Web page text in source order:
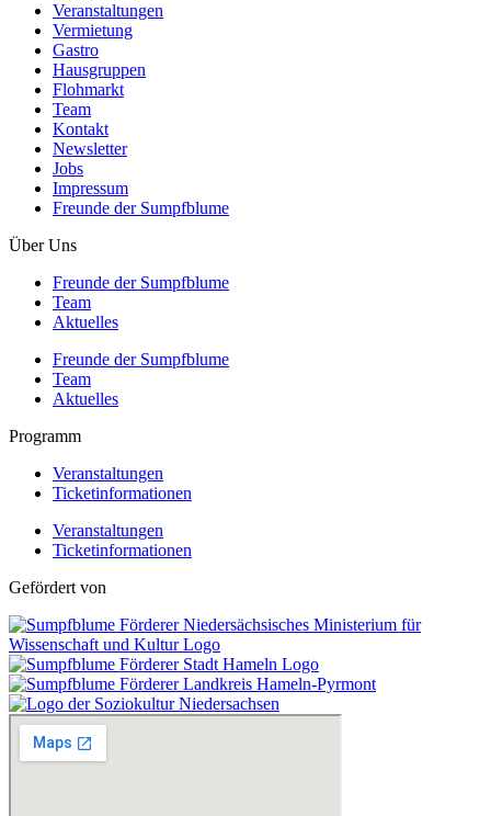
Veranstaltungen
Vermietung
Gastro
Hausgruppen
Flohmarkt
Team
Kontakt
Newsletter
Jobs
Impressum
Freunde der Sumpfblume
Über Uns
Freunde der Sumpfblume
Team
Aktuelles
Freunde der Sumpfblume
Team
Aktuelles
Programm
Veranstaltungen
Ticketinformationen
Veranstaltungen
Ticketinformationen
Gefördert von